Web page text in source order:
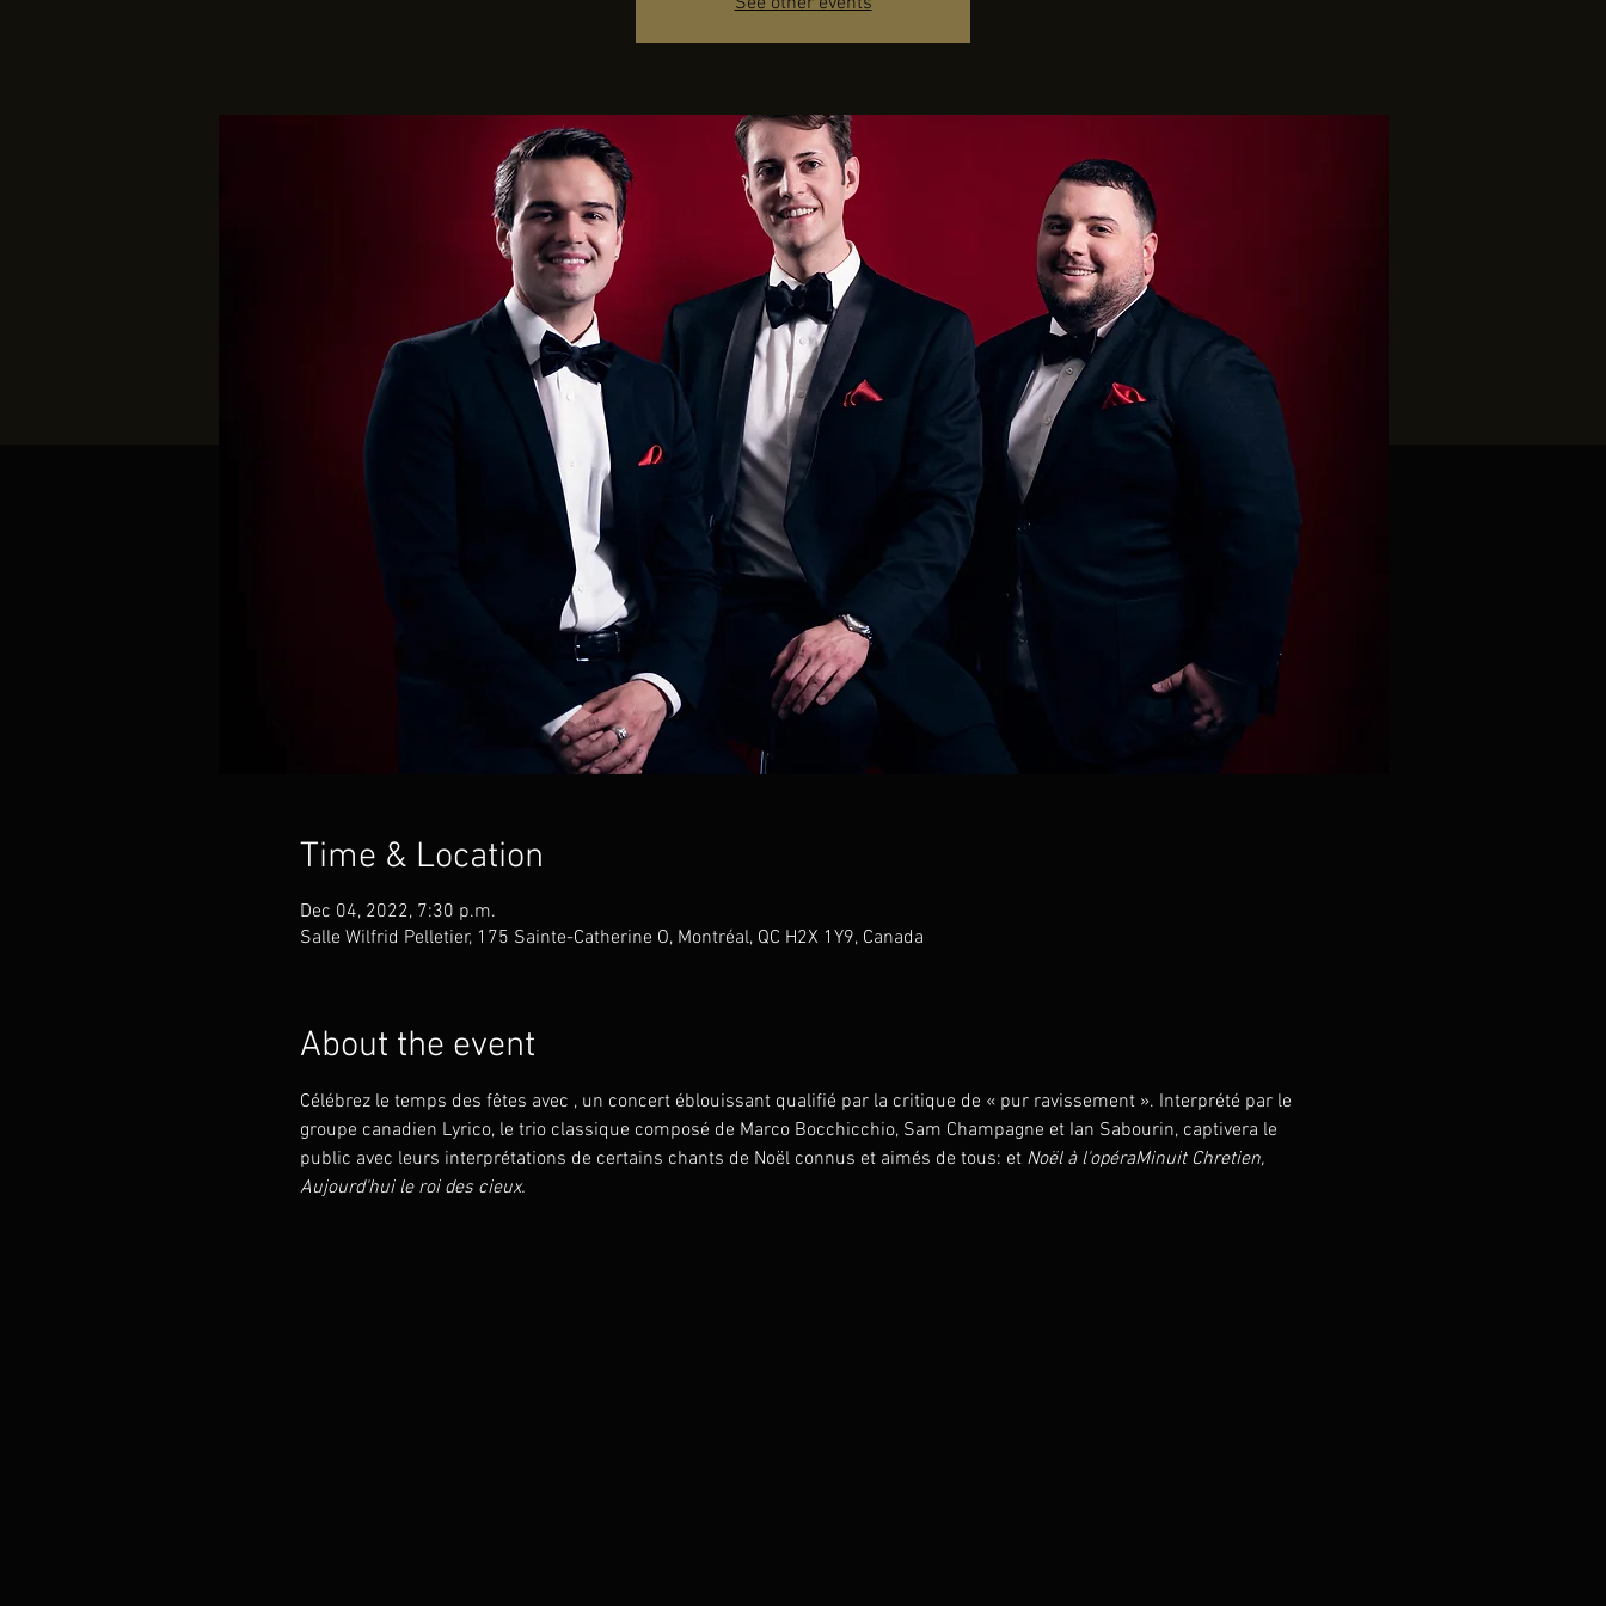
Time & Location
Dec 04, 2022, 7:30 p.m.
Salle Wilfrid Pelletier, 175 Sainte-Catherine O, Montréal, QC H2X 1Y9, Canada
About the event
Célébrez le temps des fêtes avec , un concert éblouissant qualifié par la critique de « pur ravissement ». Interprété par le
groupe canadien Lyrico, le trio classique composé de Marco Bocchicchio, Sam Champagne et Ian Sabourin, captivera le
public avec leurs interprétations de certains chants de Noël connus et aimés de tous: et Noël à l'opéraMinuit Chretien,
Aujourd'hui le roi des cieux.